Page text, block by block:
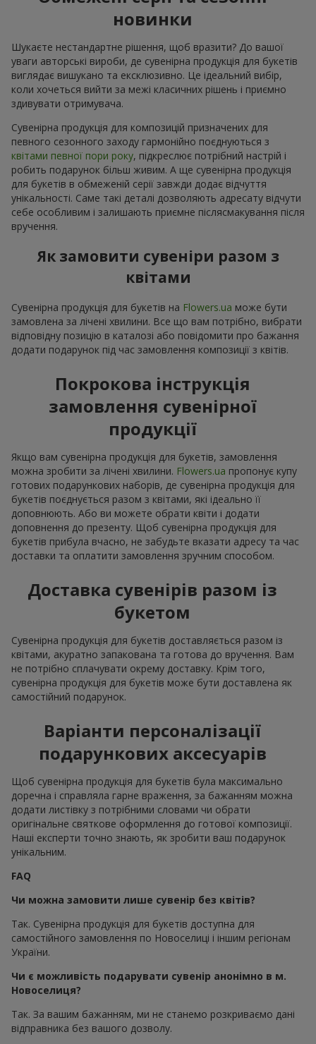
новинки
Шукаєте нестандартне рішення, щоб вразити? До вашої
уваги авторські вироби, де сувенірна продукція для букетів
виглядає вишукано та ексклюзивно. Це ідеальний вибір,
коли хочеться вийти за межі класичних рішень і приємно
здивувати отримувача.
Сувенірна продукція для композицій призначених для
певного сезонного заходу гармонійно поєднуються з
квітами певної пори року, підкреслює потрібний настрій і
робить подарунок більш живим. А ще сувенірна продукція
для букетів в обмеженій серії завжди додає відчуття
унікальності. Саме такі деталі дозволяють адресату відчути
себе особливим і залишають приємне післясмакування після
вручення.
Як замовити сувеніри разом з
квітами
Сувенірна продукція для букетів на Flowers.ua може бути
замовлена за лічені хвилини. Все що вам потрібно, вибрати
відповідну позицію в каталозі або повідомити про бажання
додати подарунок під час замовлення композиції з квітів.
Покрокова інструкція
замовлення сувенірної
продукції
Якщо вам сувенірна продукція для букетів, замовлення
можна зробити за лічені хвилини. Flowers.ua пропонує купу
готових подарункових наборів, де сувенірна продукція для
букетів поєднується разом з квітами, які ідеально її
доповнюють. Або ви можете обрати квіти і додати
доповнення до презенту. Щоб сувенірна продукція для
букетів прибула вчасно, не забудьте вказати адресу та час
доставки та оплатити замовлення зручним способом.
Доставка сувенірів разом із
букетом
Сувенірна продукція для букетів доставляється разом із
квітами, акуратно запакована та готова до вручення. Вам
не потрібно сплачувати окрему доставку. Крім того,
сувенірна продукція для букетів може бути доставлена як
самостійний подарунок.
Варіанти персоналізації
подарункових аксесуарів
Щоб сувенірна продукція для букетів була максимально
доречна і справляла гарне враження, за бажанням можна
додати листівку з потрібними словами чи обрати
оригінальне святкове оформлення до готової композиції.
Наші експерти точно знають, як зробити ваш подарунок
унікальним.
FAQ
Чи можна замовити лише сувенір без квітів?
Так. Сувенірна продукція для букетів доступна для
самостійного замовлення по Новоселиці і іншим регіонам
України.
Чи є можливість подарувати сувенір анонімно в м.
Новоселиця?
Так. За вашим бажанням, ми не станемо розкриваємо дані
відправника без вашого дозволу.